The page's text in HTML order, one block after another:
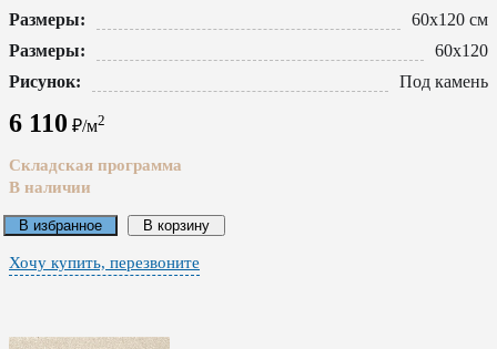
Размеры:
60x120 см
Размеры:
60x120
Рисунок:
Под камень
6 110 ₽/м2
Складская программа
В наличии
В избранное В корзину
Хочу купить, перезвоните